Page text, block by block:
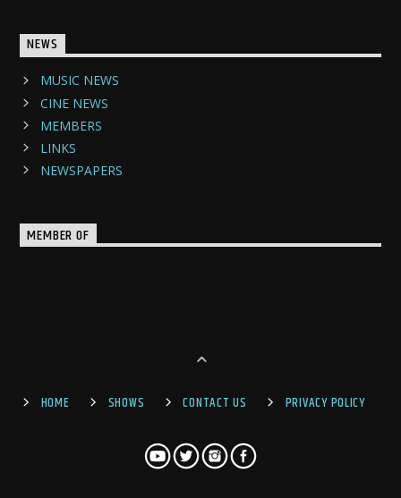
NEWS
MUSIC NEWS
CINE NEWS
MEMBERS
LINKS
NEWSPAPERS
MEMBER OF
HOME SHOWS CONTACT US PRIVACY POLICY